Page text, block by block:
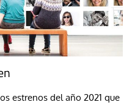
estrenos del año 2021 que